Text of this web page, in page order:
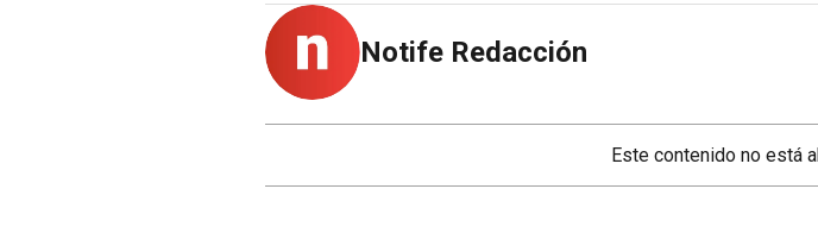
Notife Redacción
Este contenido no está